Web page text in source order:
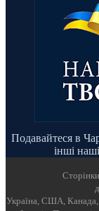
Подавайтеся в
інші наші
Україна, США, Канада,